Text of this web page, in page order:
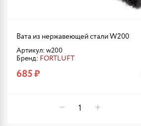
Вата из нержавеющей стали W200
Артикул: w200
Бренд: FORTLUFT
685 ₽